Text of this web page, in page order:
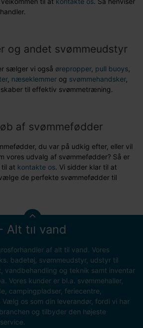
og andet svømmeudstyr
sælger vi også ørepropper, pull buoys
, næseklemmer og svømmehandsker,
til effektiv svømmetræning.
af svømmefødder
du var på udkig efter, eller vil
vores udvalg af svømmefødder? Så er
at kontakte os. Vi sidder klar til at
de perfekte svømmefødder til
Alt til vand
af alt til vand. Vores
badetøj, svømmeudstyr, udstyr til
vandbehandling og teknik samt inventar
Vores kunder er bl.a. svømmehaller,
campingpladser, feriecentre,
os som din leverandør, fordi vi har
og tilbyder den højeste